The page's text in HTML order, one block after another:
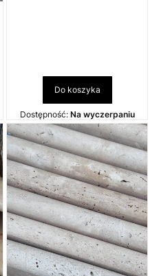
Do koszyka
Dostępność: Na wyczerpaniu